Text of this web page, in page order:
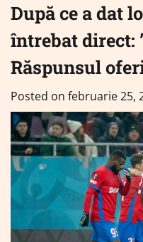
După ce a dat
întrebat direct:
Răspunsul
Posted on februarie 25,